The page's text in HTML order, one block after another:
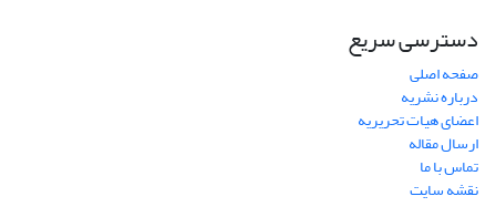
دسترسی سریع
صفحه اصلی
درباره نشریه
اعضای هیات تحریریه
ارسال مقاله
تماس با ما
نقشه سایت